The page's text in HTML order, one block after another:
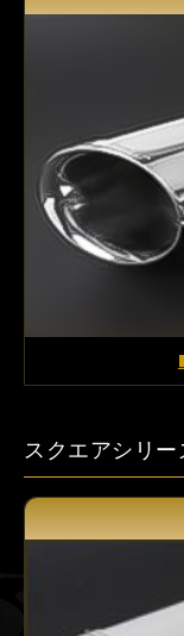
スクエアシリー